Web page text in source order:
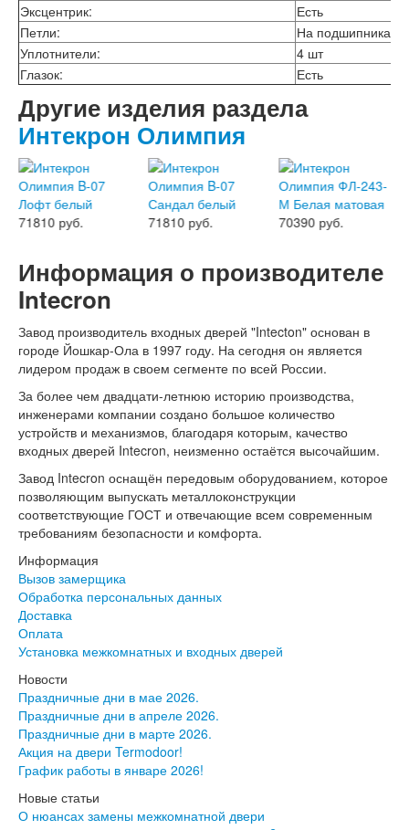
Лабиринт Шторм
Лабиринт Эволаб
Двери Про
Двери Интекрон
Интекрон Брайтон Антрацит
Интекрон Вектор
Интекрон Гектор
Интекрон Греция
Интекрон Италия
Интекрон Колизей
Интекрон Колизей Белый
Интекрон Неаполь
Интекрон Премьера
Интекрон Профит
Интекрон Ронда
Интекрон Спарта Белая
Интекрон Спарта Грей
Интекрон Термо
Интекрон Тетра
Интекрон Фараон
Интекрон Форте
Двери АСД
Двери Аргус
Тамбурные двери
Межкомнатные двери
Двери Альберо
Вест
Галерея
Империя
Мегаполис
Мегаполис ГЛ
Неоклассика Про
Скин
Тренд
Двери ВанМарк
Шпон текстурированный
Эксцентрик:
Есть
Петли:
На подшипниках,
Уплотнители:
4 шт
Глазок:
Есть
Другие изделия раздела
Интекрон Олимпия
71810 руб. 71810 руб. 70390 руб.
Информация о производителе
Intecron
Завод производитель входных дверей "Intecton" основан в
городе Йошкар-Ола в 1997 году. На сегодня он является
лидером продаж в своем сегменте по всей России.
За более чем двадцати-летнюю историю производства,
инженерами компании создано большое количество
устройств и механизмов, благодаря которым, качество
входных дверей Intecron, неизменно остаётся высочайшим.
Завод Intecron оснащён передовым оборудованием, которое
позволяющим выпускать металлоконструкции
соответствующие ГОСТ и отвечающие всем современным
требованиям безопасности и комфорта.
Информация
Вызов замерщика
Обработка персональных данных
Доставка
Оплата
Установка межкомнатных и входных дверей
Новости
Праздничные дни в мае 2026.
Праздничные дни в апреле 2026.
Праздничные дни в марте 2026.
Акция на двери Termodoor!
График работы в январе 2026!
Новые статьи
О нюансах замены межкомнатной двери